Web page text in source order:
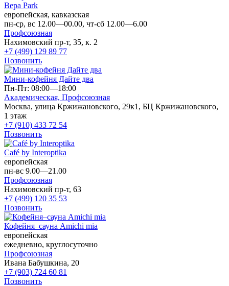
Вера Park
европейская, кавказская
пн-ср, вс 12.00—00.00, чт-сб 12.00—6.00
Профсоюзная
Нахимовский пр-т, 35, к. 2
+7 (499) 129 89 77
Позвонить
Мини-кофейня Дайте два
Пн-Пт: 08:00—18:00
Академическая, Профсоюзная
Москва, улица Кржижановского, 29к1, БЦ Кржижановского,
1 этаж
+7 (910) 433 72 54
Позвонить
Café by Interoptika
европейская
пн-вс 9.00—21.00
Профсоюзная
Нахимовский пр-т, 63
+7 (499) 120 35 53
Позвонить
Кофейня–сауна Amichi mia
европейская
ежедневно, круглосуточно
Профсоюзная
Ивана Бабушкина, 20
+7 (903) 724 60 81
Позвонить